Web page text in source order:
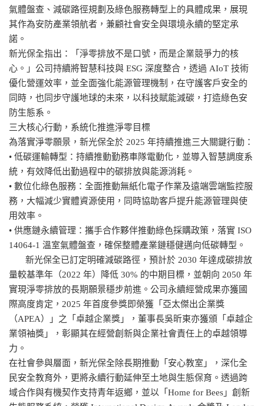
氣體盤查、減碳路徑規劃及綠色服務轉型上的具體成果，展現
其作為安防產業領航者，兼顧社會安全與環境永續的堅定承
諾。
新光保全指出：「淨零排放不是口號，而是企業競爭力的核
心。」公司持續將智慧科技與 ESG 深度整合，透過 AIoT 技術
優化營運效率，並全面強化能源管理機制，在守護客戶安全的
同時，也同步守護地球的未來，以科技賦能減碳，打造綠色安
防生態系。
三大核心行動，系統化推進淨零目標
為落實淨零願景，新光保全於 2025 年持續推進三大關鍵行動：
• 低碳運輸轉型：持續推動勤務車隊電動化，並導入智慧調度系
統，有效降低出勤過程中的碳排放與能源消耗。
• 數位化綠色服務：全面推動無紙化電子作業及遠端雲端監控服
務，大幅減少實體資源使用，同時協助客戶提升能源管理與使
用效率。
• 供應鏈永續管理：攜手合作夥伴推動綠色採購政策，落實 ISO
14064-1 溫室氣體盤查，確保整體產業鏈穩健邁向低碳轉型。
新光保全已訂定明確減碳路徑，預計於 2030 年達成碳排放
量較基準年（2022 年）降低 30% 的中期目標，並朝向 2050 年
實現淨零排放的長期願景穩步前進。公司永續經營成果亦獲國
際高度肯定，2025 年首度參獎即榮獲「亞太傑出企業獎
（APEA）」之「卓越企業獎」，董事長吳昕東亦獲頒「卓越企
業領袖獎」，彰顯其在經營創新與企業社會責任上的卓越領導
力。
在社會參與層面，新光保全除長期推動「安心教室」，深化全
民安全教育外，更將永續行動延伸至土地與生態保育。透過跨
域合作與有機契作支持青年返鄉，並以「Home for Bees」創新